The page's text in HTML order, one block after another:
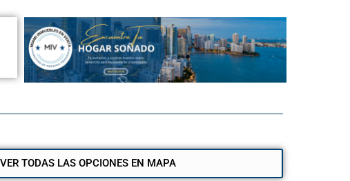
VER TODAS LAS OPCIONES EN MAPA